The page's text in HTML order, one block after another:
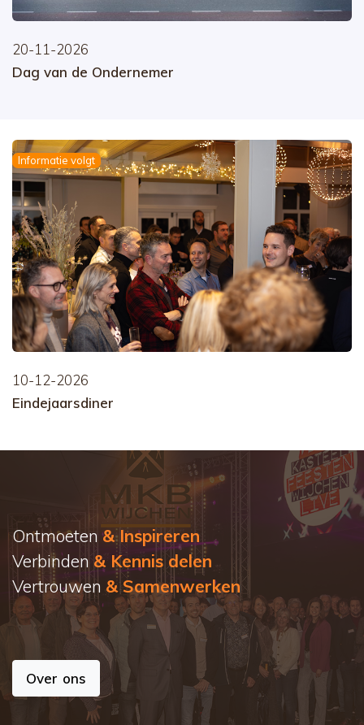
20-11-2026
Dag van de Ondernemer
Informatie volgt
10-12-2026
Eindejaarsdiner
Ontmoeten & Inspireren
Verbinden & Kennis delen
Vertrouwen & Samenwerken
Over ons